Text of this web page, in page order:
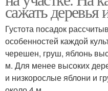
сажать деревья
Густота посадок
особенностей каждой
черешен, груш, яблонь
м. Для менее высоких
и низкорослые яблони и